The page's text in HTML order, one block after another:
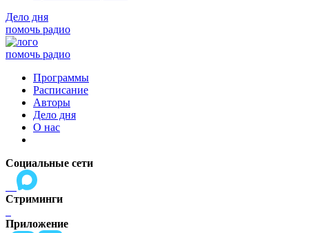
Дело дня
помочь радио
помочь радио
Программы
Расписание
Авторы
Дело дня
О нас
Социальные сети
Стриминги
Приложение